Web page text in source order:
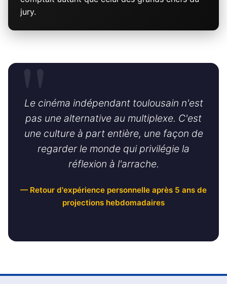
jury.
Le cinéma indépendant toulousain n'est
pas une alternative au multiplexe. C'est
une culture à part entière, une façon de
regarder le monde qui privilégie la
réflexion à l'arrache.
— Retour d'expérience personnelle après 5 ans de
projections hebdomadaires